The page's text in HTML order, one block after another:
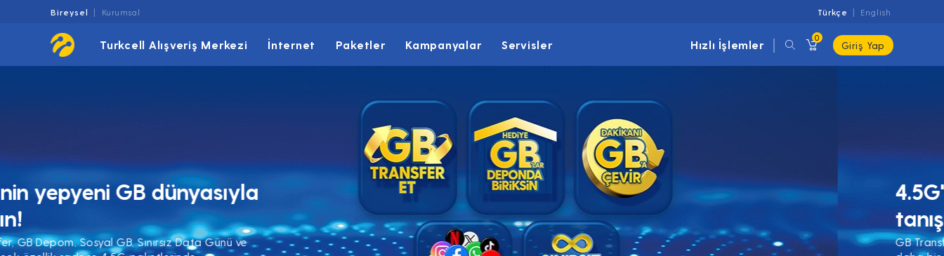
Bireysel Kurumsal Türkçe English
Turkcell Alışveriş Merkezi İnternet Paketler Kampanyalar Servisler Hızlı İşlemler
0
Giriş Yap
4.5G'nin yepyeni GB dünyasıyla
GB Transfer, GB Depom, Sosyal GB, Sınırsız Data Günü ve